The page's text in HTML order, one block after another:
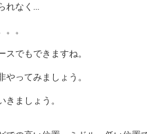
なく...
。
スでもできますね。
やってみましょう。
きましょう。